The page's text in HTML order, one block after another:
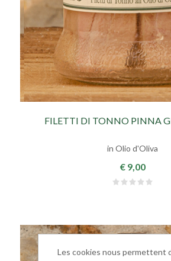
FILETTI DI TONNO PINNA
in Olio d'Oliva
€ 9,00
Les cookies nous permettent